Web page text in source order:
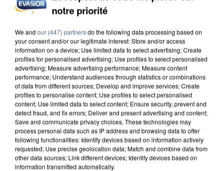
INCENDIES : L’ÎLE-DE-FRANCE LANCE UN ÉLAN
notre priorité
We and our (447) partnersdo the following data processing based on
your consent and/or our legitimate interest: Store and/or access
information on a device; Use limited data to select advertising; Create
profiles for personalised advertising; Use profiles to select personalised
advertising; Measure advertising performance; Measure content
performance; Understand audiences through statistics or combinations
of data from different sources; Develop and improve services; Create
profiles to personalise content; Use profiles to select personalised
content; Use limited data to select content; Ensure security, prevent and
detect fraud, and fix errors; Deliver and present advertising and content;
Save and communicate privacy choices. These technologies may
process personal data such as IP address and browsing data to offer
following functionalities: Identify devices based on information actively
requested; Use precise geolocation data; Match and combine data from
other data sources; Link different devices; Identify devices based on
information transmitted automatically.